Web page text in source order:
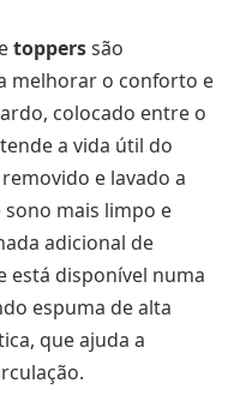
etopperssão
melhorar o conforto e
colocado entre o
a vida útil do
e lavado a
sono mais limpo e
adicional de
está disponível numa
espuma de alta
que ajuda a